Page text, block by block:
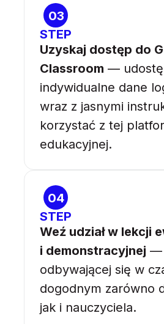
03
STEP
Uzyskaj dostęp do
Classroom —
indywidualne dane
wraz z jasnymi
korzystać z tej
edukacyjnej.
04
STEP
Weź udział w lekcji
i demonstracyjnej —
odbywającej się w
dogodnym zarówno
jak i nauczyciela.